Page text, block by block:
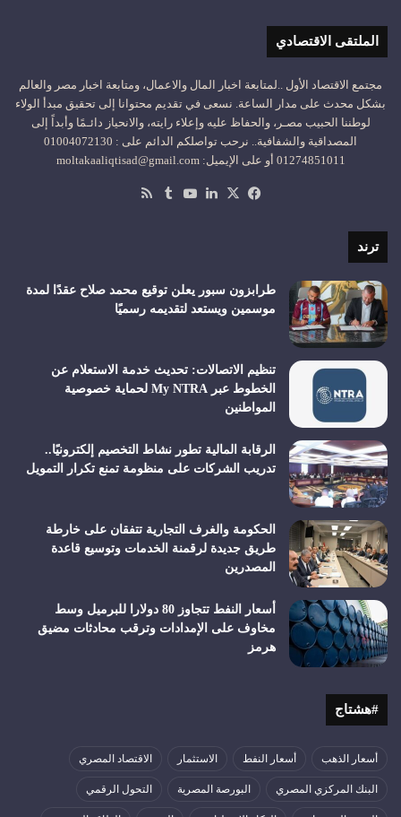
الملتقى الاقتصادي
مجتمع الاقتصاد الأول ..لمتابعة اخبار المال والاعمال، ومتابعة اخبار مصر والعالم
بشكل محدث على مدار الساعة. نسعى في تقديم محتوانا إلى تحقيق مبدأ الولاء
لوطننا الحبيب مصـر، والحفاظ عليه وإعلاء رايته، والانحياز دائـمًا وأبداً إلى
المصداقية والشفافية.. نرحب تواصلكم الدائم على : 01004072130
01274851011 أو على الإيميل: moltakaaliqtisad@gmail.com
فيسبوك
‫X لينكدإن‫YouTube
ترند
طرابزون سبور يعلن توقيع محمد صلاح عقدًا لمدة
موسمين ويستعد لتقديمه رسميًا
تنظيم الاتصالات: تحديث خدمة الاستعلام عن
الخطوط عبر My NTRA لحماية خصوصية
المواطنين
الرقابة المالية تطور نشاط التخصيم إلكترونيًا..
تدريب الشركات على منظومة تمنع تكرار التمويل
الحكومة والغرف التجارية تتفقان على خارطة
طريق جديدة لرقمنة الخدمات وتوسيع قاعدة
المصدرين
أسعار النفط تتجاوز 80 دولارا للبرميل وسط
مخاوف على الإمدادات وترقب محادثات مضيق
هرمز
#هشتاج
أسعار الذهب أسعار النفط الاستثمار الاقتصاد المصري
البنك المركزي المصري البورصة المصرية التحول الرقمي